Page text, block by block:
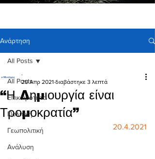
Ανάρτηση
All Posts
Επικαιρότητα
Πολιτική
Γεωπολιτική
Ανάλυση
All Posts
“Η Δημιουργία είναι
Τρομοκρατία”
.
20 Απρ 2021 διαβάστηκε 3 λεπτά
20.4.2021